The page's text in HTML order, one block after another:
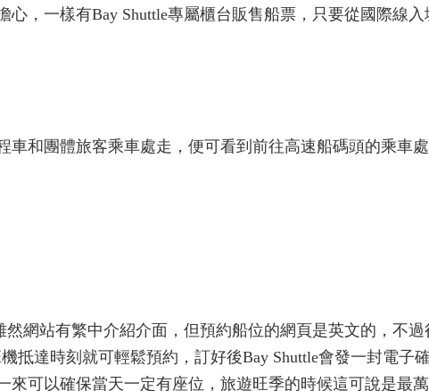
，一樣有Bay Shuttle專屬櫃台販售船票，只要從國際線入
車和團體旅客乘車處走，便可看到前往高速船碼頭的乘車
網站有繁中介紹介面，但預約船位的網頁是英文的，不過
抵達時刻就可輕鬆預約，訂好後Bay Shuttle會發一封電子
來可以確保當天一定有座位，旅遊旺季的時候這可說是最